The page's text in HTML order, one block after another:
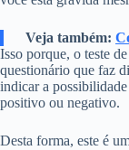
Veja também:
Isso porque, o teste
questionário que faz
indicar a
positivo ou negativo.
Desta forma, este é